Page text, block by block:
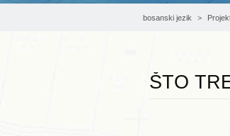
bosanski jezik
ŠTO